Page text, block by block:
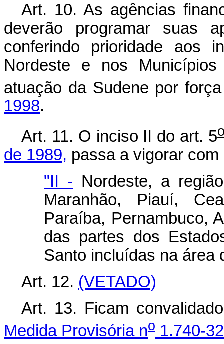
Art. 10. As agências
deverão programar suas
conferindo prioridade aos
Nordeste e nos
atuação da Sudene por
1998.
Art. 11. O inciso II do art. 5
de 1989, passa a vigorar
"II - Nordeste, a
Maranhão, Piauí,
Paraíba, Pernambuco,
das partes dos
Santo incluídas na área
Art. 12. (VETADO)
Art. 13. Ficam
Medida Provisória no 1.740-